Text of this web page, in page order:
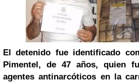
El detenido fue identificado
Pimentel, de 47 años, quien
agentes antinarcóticos en la